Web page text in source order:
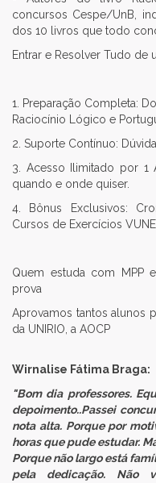
concursos Cespe/UnB,
dos 10 livros que todo
Entrar e Resolver Tudo de
1. Preparação Completa:
Raciocínio Lógico e
2. Suporte Contínuo:
3. Acesso Ilimitado por 1
quando e onde quiser.
4. Bônus Exclusivos:
Cursos de Exercícios
Quem estuda com MPP
prova
Aprovamos tantos alunos
da UNIRIO, a AOCP
Wirnalise Fátima Braga​:
"Bom dia professores.
depoimento..Passei
nota alta. Porque por
horas que pude estudar.
Porque não largo está
pela dedicação. Não